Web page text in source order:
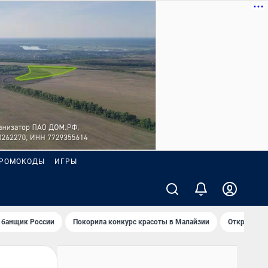
ИГРЫ
России Покорила конкурс красоты в Малайзии Открыл